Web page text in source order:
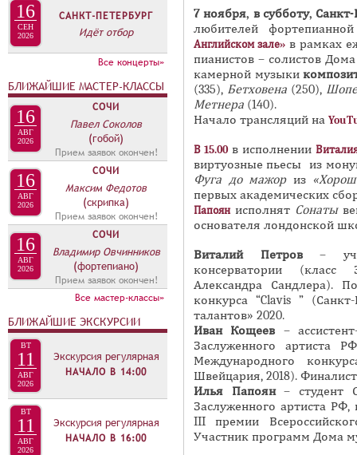
П
О
П
и
в
н
а
я
в
к
а
д
к
а
7 ноября, в субботу,
любителей
Английском зале» в рамках
пианистов – солистов
камерной музыки
(335), Бетховена (250),
Метнера (140).
Начало трансляций на
В 15.00 в исполнении
виртуозные пьесы
из
Фуга до мажориз
первых академических
Папоян исполнят Сонаты
основателя лондонской
Виталий Петров –
консерватории (класс
Александра Сандлера).
конкурса “Clavis ”
талантов» 2020.
Иван Кощеев –
Заслуженного артиста
Международного
Швейцария, 2018).
Илья Папоян – студент
Заслуженного артиста
III премии
Участник программ Дома
16
СЕН
2026
САНКТ-ПЕТЕРБУРГ
Идёт отбор
Все концерты»
БЛИЖАЙШИЕ МАСТЕР-КЛАССЫ
16
АВГ
2026
СОЧИ
Павел Соколов
(гобой)
Прием заявок окончен!
16
АВГ
2026
СОЧИ
Максим Федотов
(скрипка)
Прием заявок окончен!
16
АВГ
2026
СОЧИ
Владимир Овчинников
(фортепиано)
Прием заявок окончен!
Все мастер-классы»
БЛИЖАЙШИЕ ЭКСКУРСИИ
ВТ
11
АВГ
2026
Экскурсия регулярная
НАЧАЛО В 14:00
ВТ
11
АВГ
2026
Экскурсия регулярная
НАЧАЛО В 16:00